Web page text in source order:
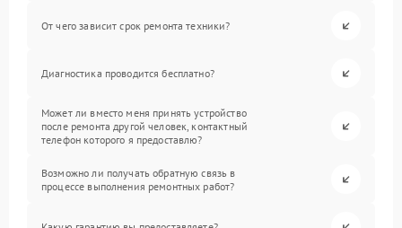
От чего зависит срок ремонта техники?
Диагностика проводится бесплатно?
Может ли вместо меня принять устройство
после ремонта другой человек, контактный
телефон которого я предоставлю?
Возможно ли получать обратную связь в
процессе выполнения ремонтных работ?